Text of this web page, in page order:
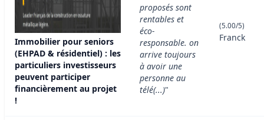
Immobilier pour seniors
(EHPAD & résidentiel) : les
particuliers investisseurs
peuvent participer
financièrement au projet
!
proposés sont
rentables et
éco-
responsable. on
arrive toujours
à avoir une
personne au
télé(...)"
(5.00/5)
Franck